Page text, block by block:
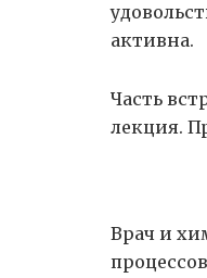
активна.
Часть
лекция.
Врач и